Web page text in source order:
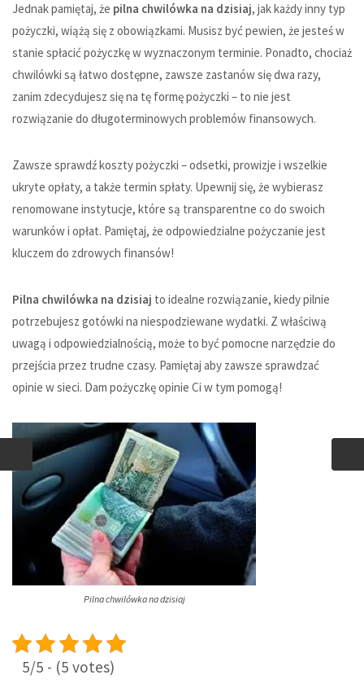
Jednak pamiętaj, że pilna chwilówka na dzisiaj, jak każdy inny typ
pożyczki, wiążą się z obowiązkami. Musisz być pewien, że jesteś w
stanie spłacić pożyczkę w wyznaczonym terminie. Ponadto, chociaż
chwilówki są łatwo dostępne, zawsze zastanów się dwa razy,
zanim zdecydujesz się na tę formę pożyczki – to nie jest
rozwiązanie do długoterminowych problemów finansowych.
Zawsze sprawdź koszty pożyczki – odsetki, prowizje i wszelkie
ukryte opłaty, a także termin spłaty. Upewnij się, że wybierasz
renomowane instytucje, które są transparentne co do swoich
warunków i opłat. Pamiętaj, że odpowiedzialne pożyczanie jest
kluczem do zdrowych finansów!
Pilna chwilówka na dzisiaj to idealne rozwiązanie, kiedy pilnie
potrzebujesz gotówki na niespodziewane wydatki. Z właściwą
uwagą i odpowiedzialnością, może to być pomocne narzędzie do
przejścia przez trudne czasy. Pamiętaj aby zawsze sprawdzać
opinie w sieci. Dam pożyczkę opinie Ci w tym pomogą!
Pilna chwilówka na dzisiaj
5/5 - (5 votes)